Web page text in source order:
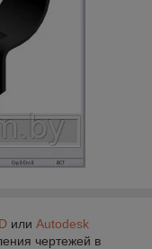
или Autodesk
чертежей в